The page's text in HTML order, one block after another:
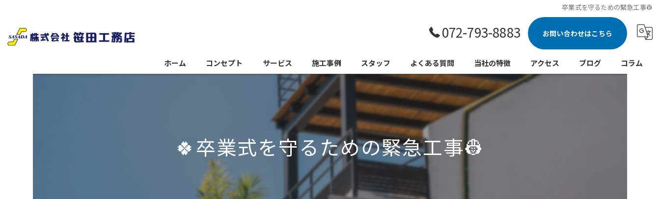
卒業式を守るための緊急工事👷
072-793-8883 お問い合わせはこちら
ホーム コンセプト サービス 施工事例 スタッフ よくある質問 当社の特徴
新築
水回り
アクセス ブログ コラム
🍀卒業式を守るための緊急工事👷